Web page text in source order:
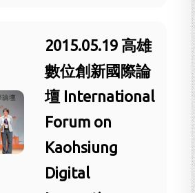
2015.05.19 高雄
數位創新國際論
壇 International
Forum on
Kaohsiung
Digital